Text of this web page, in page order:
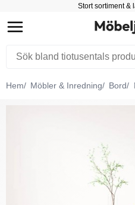
Stort sortiment &
Hem Möbler & Inredning Bord